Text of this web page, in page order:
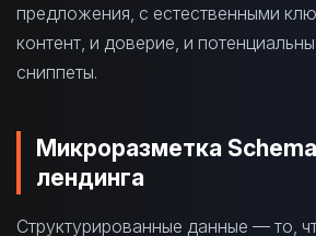
предложения, с естественными
контент, и доверие, и
сниппеты.
Микроразметка
лендинга
Структурированные данные — то,